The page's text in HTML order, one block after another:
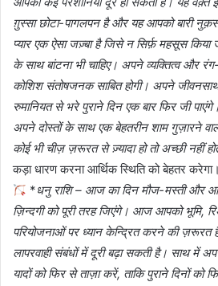
ग़ुस्सा छोटा-पागलपन है और यह आपको बारी
प्यार एक ऐसा जज़्बा है जिसे न सिर्फ़ महसूस किया
के साथ बांटना भी चाहिए। अपने व्यक्तित्व और
कोशिश संतोषजनक साबित होगी। अपने
रुमानियत से भरे पुराने दिन एक बार फिर जी
अपने दोस्तों के साथ एक बेहतरीन शाम गुज़ारने
कोई भी चीज़ ज़रूरत से ज़्यादा हो तो अच्छी नहीं
कड़ा धारण करना आर्थिक स्थिति को बेहतर करेगा।
*धनु राशि – आज का दिन मौज-मस्ती और
ज़िन्दगी को पूरी तरह जिएंगे। आज आपको भूमि,
परियोजनाओं पर ध्यान केन्द्रित करने की
लापरवाही संबंधों में दूरी बढ़ा सकती है। साथ में
यादों को फिर से ताज़ा करें, ताकि पुराने दिनों को